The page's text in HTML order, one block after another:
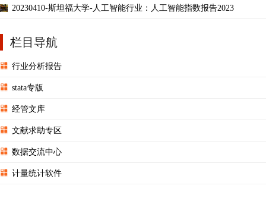
20230410-斯坦福大学-人工智能行业：人工智能指数报告2023
栏目导航
行业分析报告
stata专版
经管文库
文献求助专区
数据交流中心
计量统计软件